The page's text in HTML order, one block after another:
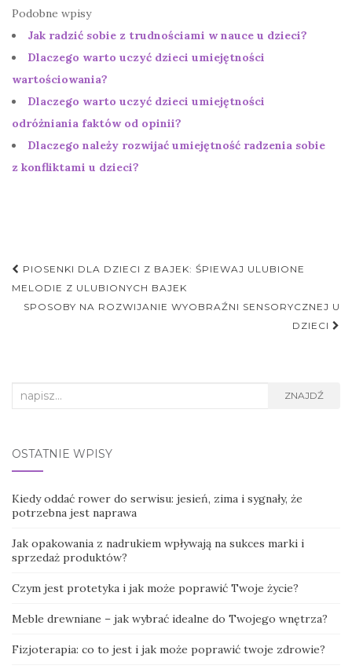
Podobne wpisy
Jak radzić sobie z trudnościami w nauce u dzieci?
Dlaczego warto uczyć dzieci umiejętności
wartościowania?
Dlaczego warto uczyć dzieci umiejętności
odróżniania faktów od opinii?
Dlaczego należy rozwijać umiejętność radzenia sobie
z konfliktami u dzieci?
Nawigacja
postu
PIOSENKI DLA DZIECI Z BAJEK: ŚPIEWAJ ULUBIONE
MELODIE Z ULUBIONYCH BAJEK
SPOSOBY NA ROZWIJANIE WYOBRAŹNI SENSORYCZNEJ U
DZIECI
Search
ZNAJDŹ
OSTATNIE WPISY
Kiedy oddać rower do serwisu: jesień, zima i sygnały, że
potrzebna jest naprawa
Jak opakowania z nadrukiem wpływają na sukces marki i
sprzedaż produktów?
Czym jest protetyka i jak może poprawić Twoje życie?
Meble drewniane – jak wybrać idealne do Twojego wnętrza?
Fizjoterapia: co to jest i jak może poprawić twoje zdrowie?